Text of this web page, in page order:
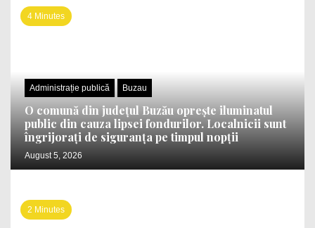
4 Minutes
Administrație publică Buzau
O comună din județul Buzău oprește iluminatul
public din cauza lipsei fondurilor. Localnicii sunt
îngrijorați de siguranța pe timpul nopții
August 5, 2026
2 Minutes